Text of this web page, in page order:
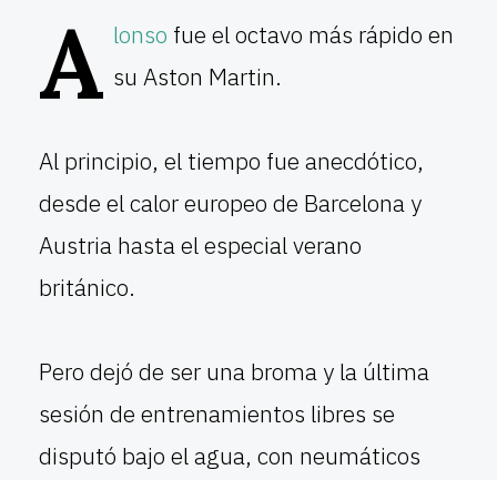
A lonso fue el octavo más rápido en
su Aston Martin.
Al principio, el tiempo fue anecdótico,
desde el calor europeo de Barcelona y
Austria hasta el especial verano
británico.
Pero dejó de ser una broma y la última
sesión de entrenamientos libres se
disputó bajo el agua, con neumáticos